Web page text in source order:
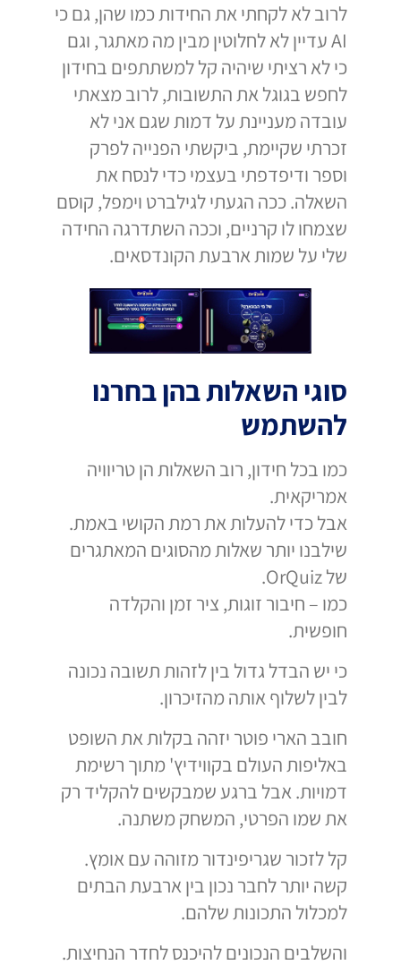
לרוב לא לקחתי את החידות כמו שהן, גם כי
AI עדיין לא לחלוטין מבין מה מאתגר, וגם
כי לא רציתי שיהיה קל למשתתפים בחידון
לחפש בגוגל את התשובות, לרוב מצאתי
עובדה מעניינת על דמות שגם אני לא
זכרתי שקיימת, ביקשתי הפנייה לפרק
וספר ודיפדפתי בעצמי כדי לנסח את
השאלה. ככה הגעתי לגילברט וימפל, קוסם
שצמחו לו קרניים, וככה השתדרגה החידה
שלי על שמות ארבעת הקונדסאים.
סוגי השאלות בהן בחרנו
להשתמש
כמו בכל חידון, רוב השאלות הן טריוויה
אמריקאית.
אבל כדי להעלות את רמת הקושי באמת.
שילבנו יותר שאלות מהסוגים המאתגרים
של OrQuiz.
כמו – חיבור זוגות, ציר זמן והקלדה
חופשית.
כי יש הבדל גדול בין לזהות תשובה נכונה
לבין לשלוף אותה מהזיכרון.
חובב הארי פוטר יזהה בקלות את השופט
באליפות העולם בקווידיץ' מתוך רשימת
דמויות. אבל ברגע שמבקשים להקליד רק
את שמו הפרטי, המשחק משתנה.
קל לזכור שגריפינדור מזוהה עם אומץ.
קשה יותר לחבר נכון בין ארבעת הבתים
למכלול התכונות שלהם.
והשלבים הנכונים להיכנס לחדר הנחיצות.